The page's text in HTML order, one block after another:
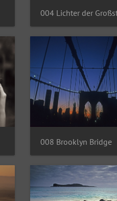
004 Lichter der
008 Brooklyn Bridge